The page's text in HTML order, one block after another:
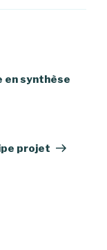
en synthèse
projet